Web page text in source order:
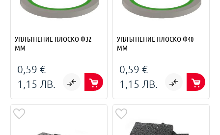
УПЛЪТНЕНИЕ ПЛОСКО Ф32
ММ
0,59 €
1,15 ЛВ.
УПЛЪТНЕНИЕ ПЛОСКО Ф40
ММ
0,59 €
1,15 ЛВ.